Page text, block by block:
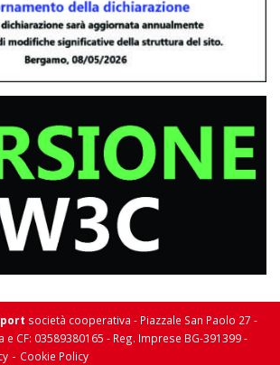
società cooperativa - Piazzale San Paolo 27 -
e CF: 03589380165 - Reg. Imprese BG-391399 -
- Cookie Policy